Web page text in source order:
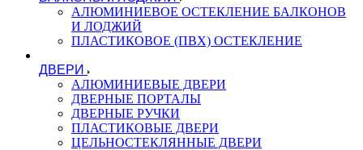
АЛЮМИНИЕВОЕ ОСТЕКЛЕНИЕ БАЛКОНОВ
И ЛОДЖИЙ
ПЛАСТИКОВОЕ (ПВХ) ОСТЕКЛЕНИЕ
ДВЕРИ
АЛЮМИНИЕВЫЕ ДВЕРИ
ДВЕРНЫЕ ПОРТАЛЫ
ДВЕРНЫЕ РУЧКИ
ПЛАСТИКОВЫЕ ДВЕРИ
ЦЕЛЬНОСТЕКЛЯННЫЕ ДВЕРИ